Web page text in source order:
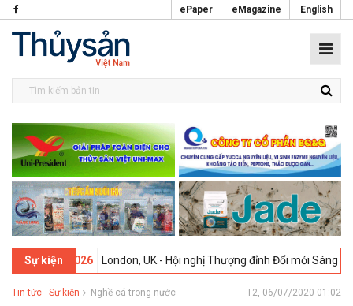
ePaper eMagazine English
Sự kiện
02-2026 London, UK - Hội nghị Thượng đỉnh Đổi mới Sáng tạo trong
Tin tức - Sự kiện Nghề cá trong nước T2, 06/07/2020 01:02